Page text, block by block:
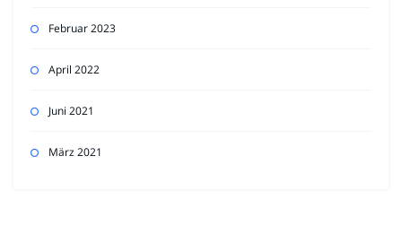
Februar 2023
April 2022
Juni 2021
März 2021